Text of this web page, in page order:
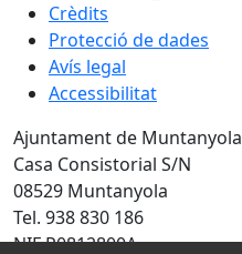
Crèdits
Protecció de dades
Avís legal
Accessibilitat
Ajuntament de Muntanyola
Casa Consistorial S/N
08529 Muntanyola
Tel. 938 830 186
NIF P0812800A